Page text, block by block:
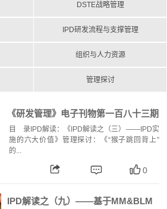
DSTE战略管理
IPD研发流程与支撑管理
组织与人力资源
管理探讨
《研发管理》电子刊物第一百八十三期
目 录IPD解读：《IPD解读之（三）——IPD实
施的六大价值》管理探讨：《“猴子跳回背上”
的...
0
IPD解读之（九）——基于MM&BLM